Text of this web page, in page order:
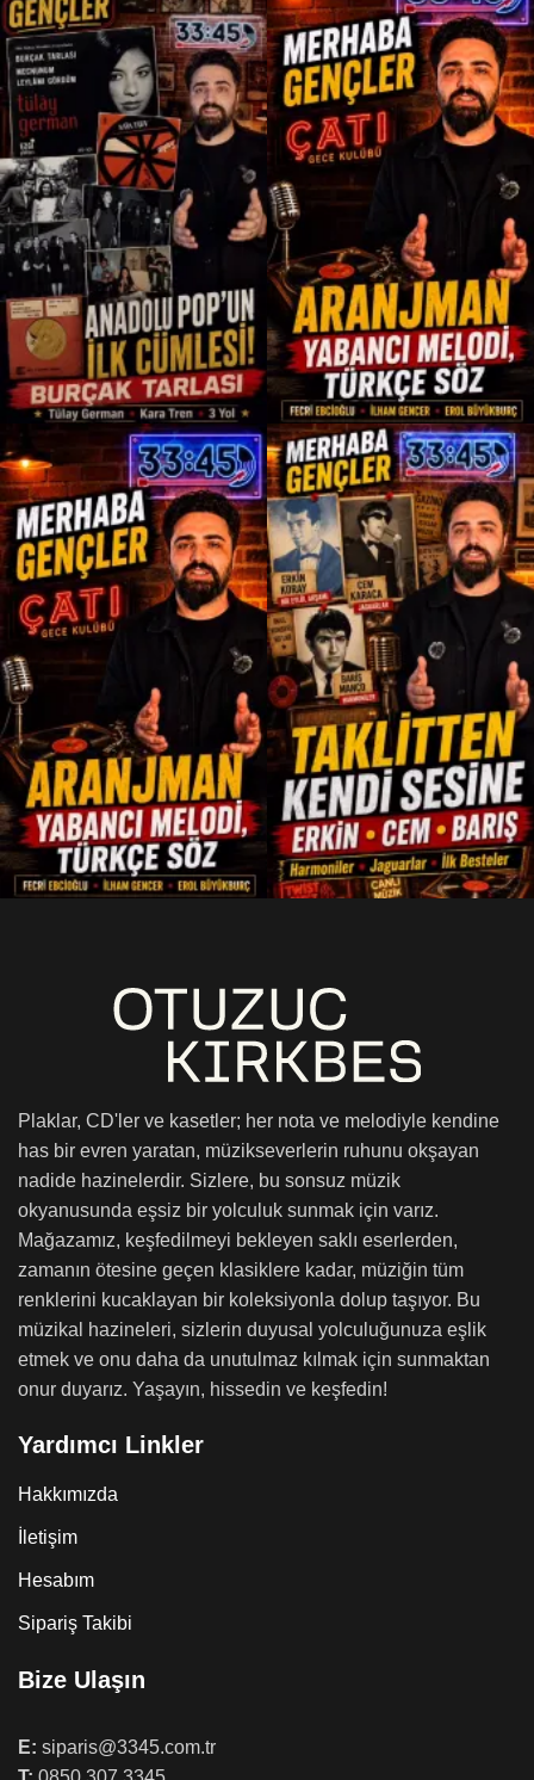
Plaklar, CD'ler ve kasetler; her nota ve melodiyle kendine
has bir evren yaratan, müzikseverlerin ruhunu okşayan
nadide hazinelerdir. Sizlere, bu sonsuz müzik
okyanusunda eşsiz bir yolculuk sunmak için varız.
Mağazamız, keşfedilmeyi bekleyen saklı eserlerden,
zamanın ötesine geçen klasiklere kadar, müziğin tüm
renklerini kucaklayan bir koleksiyonla dolup taşıyor. Bu
müzikal hazineleri, sizlerin duyusal yolculuğunuza eşlik
etmek ve onu daha da unutulmaz kılmak için sunmaktan
onur duyarız. Yaşayın, hissedin ve keşfedin!
Yardımcı Linkler
Hakkımızda
İletişim
Hesabım
Sipariş Takibi
Bize Ulaşın
E: siparis@3345.com.tr